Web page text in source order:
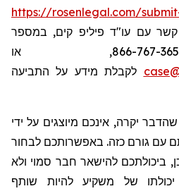
https://rosenlegal.com/
קשר עם עו"ד פיליפ קים, במספר
החינמי 866-767-3653, או
לקבלת מידע על התביעה
יקרה, אינכם מיוצגים על ידי
עם גורם כזה. באפשרותכם לבחור
ביכולתכם להישאר חבר סמוי ולא
של משקיע להיות שותף